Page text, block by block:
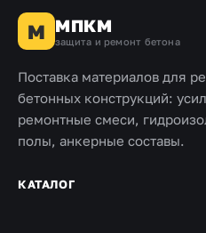
М МПКМ
защита и ремонт бетона
Поставка материалов для
бетонных конструкций:
ремонтные смеси,
полы, анкерные составы.
КАТАЛОГ